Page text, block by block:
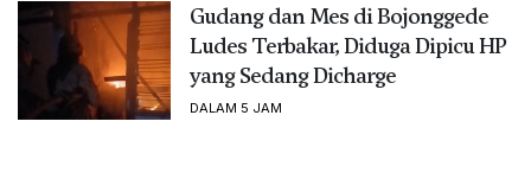
Gudang dan Mes di Bojonggede
Ludes Terbakar, Diduga Dipicu HP
yang Sedang Dicharge
DALAM 5 JAM